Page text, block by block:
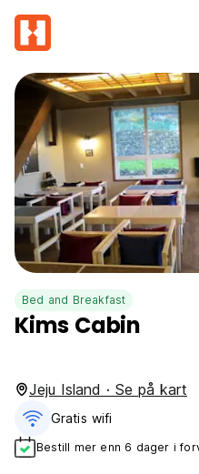
Bed and Breakfast
Kims Cabin
Jeju Island · Se på kart
Gratis wifi‎
Bestill mer enn 6 dager i